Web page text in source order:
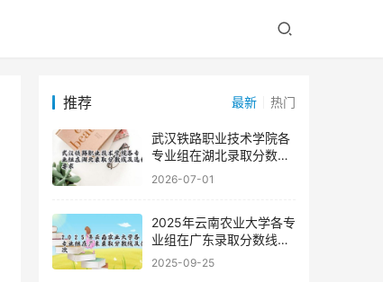
推荐 最新 热门
武汉铁路职业技术学院各
专业组在湖北录取分数线
及选科要求
2026-07-01
2025年云南农业大学各专
业组在广东录取分数线及
位次
2025-09-25